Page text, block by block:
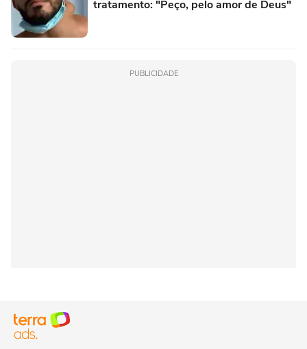
tratamento: "Peço, pelo amor de Deus"
PUBLICIDADE